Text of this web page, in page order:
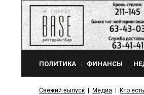
ПОЛИТИКА ФИНАНСЫ
Свежий выпуск Медиа Кто